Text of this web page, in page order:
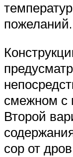
пожеланий.
смежном с
Второй
сор от